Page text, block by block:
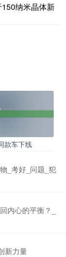
纳米晶体新
款车下线
_考好_问题_犯
内心的平衡？_
新力量